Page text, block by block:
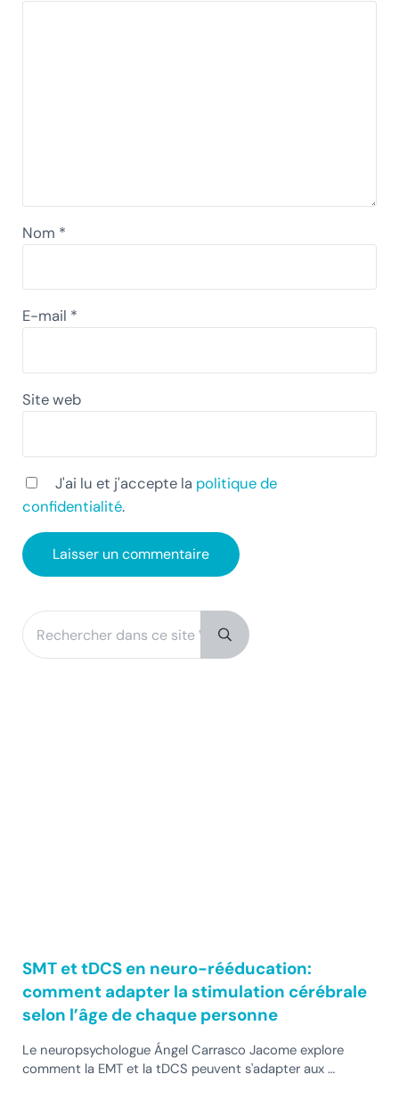
Nom *
E-mail *
Site web
J'ai lu et j'accepte la politique de
confidentialité.
Sidebar
Rechercher dans ce site Web
Submit search
SMT et tDCS en neuro-rééducation:
comment adapter la stimulation cérébrale
selon l’âge de chaque personne
Le neuropsychologue Ángel Carrasco Jacome explore
comment la EMT et la tDCS peuvent s'adapter aux …